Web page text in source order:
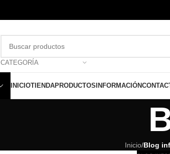
CATEGORÍA
INICIOTIENDAPRODUCTOS INFORMACIÓN
Inicio/Blog